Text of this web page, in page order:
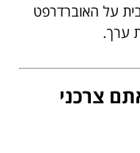
על האוברדרפט
ערך.
צרכני